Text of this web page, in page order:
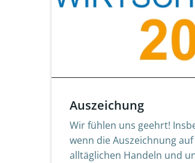
Auszeichung
Wir fühlen uns geehrt!
wenn die Auszeichnung
alltäglichen Handeln und